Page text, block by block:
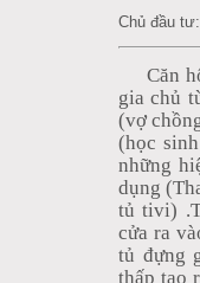
Chủ đầu tư:
Căn
gia chủ
(vợ
(học
những
dụng
tủ tivi)
cửa ra
tủ đựng
thấp tạo